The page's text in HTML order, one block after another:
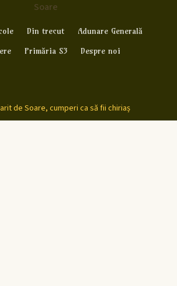
Soare
Din trecut
Adunare Generală
Primăria S3 Despre noi
de Soare, cumperi ca să fii chiriaș